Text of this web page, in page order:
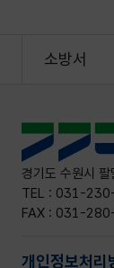
소방서
경기도 수원시
TEL : 031-
FAX : 031-
개인정보처리